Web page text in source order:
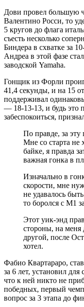
Дови провел большую
Валентино Росси, то
5 кругов до флага
съесть несколько
Биндера в схватке за
Андреа в этой фазе
заводской Yamaha.
Гонщик из Форли
41,4 секунды, и на 15
поддерживал
— 18-13-13, и будь это
забеспокоиться,
По правде, за эту
Мне со старта не
байке, я правда
важная гонка в
Изначально в
скорости, мне
не удавалось
то боролся с М1
Этот уик-энд
стороны, на меня
другой, после
хотел.
Фабио Квартараро,
за 6 лет, установил
что к ней никто не
победных, первый
вопрос за 3 этапа до